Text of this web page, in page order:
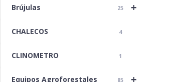
+
Brújulas 25
CHALECOS 4
CLINOMETRO 1
+
Equipos Agroforestales 85